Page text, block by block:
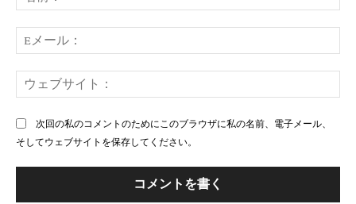
ン
ト：
前
メ
ー
ェ
次回の私のコメントのためにこのブラウザに私の名前、電子メール、
そしてウェブサイトを保存してください。